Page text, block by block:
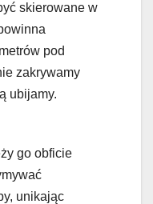
skierowane w
pod
zakrywamy
ubijamy.
go obficie
unikając